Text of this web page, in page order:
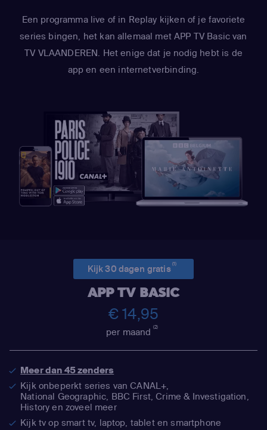
Een programma live of in Replay kijken of je favoriete
series bingen, het kan allemaal met APP TV Basic van
TV VLAANDEREN. Het enige dat je nodig hebt is de
app en een internetverbinding.
Kijk 30 dagen gratis(1)
APP TV BASIC
€ 14,95
per maand(2)
Meer dan 45 zenders
Kijk onbeperkt series van CANAL+,
National Geographic, BBC First, Crime & Investigation,
History en zoveel meer
Kijk tv op smart tv, laptop, tablet en smartphone